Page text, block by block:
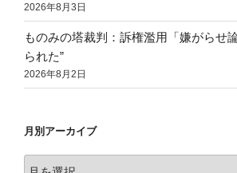
2026年8月3日
ものみの塔裁判：訴権濫用「嫌がらせ
られた”
2026年8月2日
月別アーカイブ